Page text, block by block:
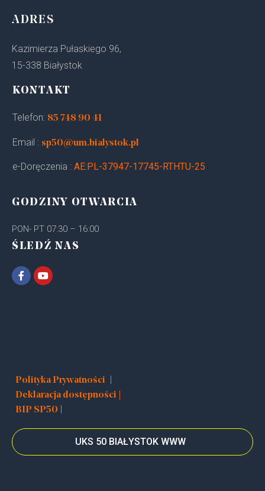
ADRES
Kazimierza Pułaskiego 96,
15-338 Białystok
KONTAKT
Telefon: 85 748 90 41
Email : sp50@um.bialystok.pl
e-Doręczenia : AE:PL-37947-17745-RTHTU-25
GODZINY OTWARCIA
PON- PT 07:30 – 16:00
ŚLEDŹ NAS
Polityka Prywatności |
Deklaracja dostępności |
BIP SP50 |
UKS 50 BIAŁYSTOK WWW